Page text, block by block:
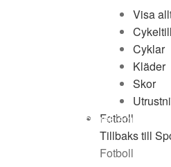
Visa
Cyklar
Kläder
Skor
Fotboll
Tillbaks till
Fotboll
Byten, returer och reklamationer